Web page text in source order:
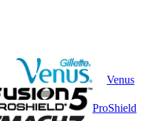
Venus
ProShield